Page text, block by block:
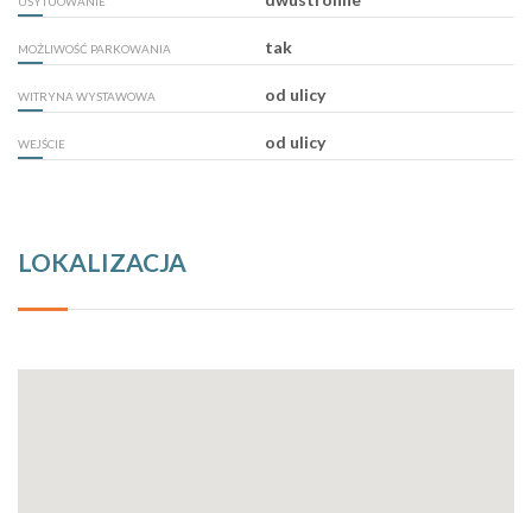
MOŻLIWOŚĆ PARKOWANIA tak
WITRYNA WYSTAWOWA od ulicy
WEJŚCIE od ulicy
LOKALIZACJA